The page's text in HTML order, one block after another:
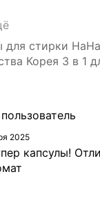
стирки
Корея 3 в 1
2025
капсулы!